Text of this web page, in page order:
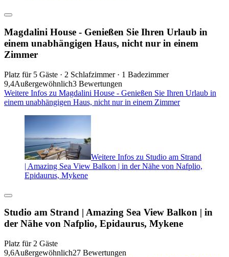
Magdalini House - Genießen Sie Ihren Urlaub in
einem unabhängigen Haus, nicht nur in einem
Zimmer
Platz für 5 Gäste · 2 Schlafzimmer · 1 Badezimmer
9,4Außergewöhnlich3 Bewertungen
Weitere Infos zu Magdalini House - Genießen Sie Ihren Urlaub in
einem unabhängigen Haus, nicht nur in einem Zimmer
Weitere Infos zu Studio am Strand
| Amazing Sea View Balkon | in der Nähe von Nafplio,
Epidaurus, Mykene
Studio am Strand | Amazing Sea View Balkon | in
der Nähe von Nafplio, Epidaurus, Mykene
Platz für 2 Gäste
9,6Außergewöhnlich27 Bewertungen